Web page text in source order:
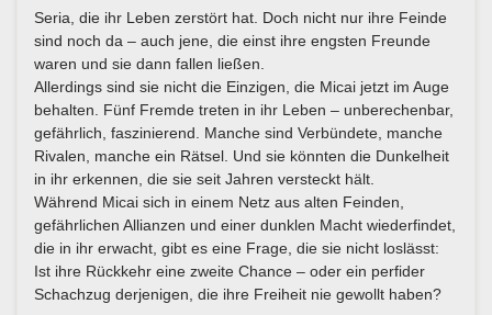
Seria, die ihr Leben zerstört hat. Doch nicht nur ihre Feinde
sind noch da – auch jene, die einst ihre engsten Freunde
waren und sie dann fallen ließen.
Allerdings sind sie nicht die Einzigen, die Micai jetzt im Auge
behalten. Fünf Fremde treten in ihr Leben – unberechenbar,
gefährlich, faszinierend. Manche sind Verbündete, manche
Rivalen, manche ein Rätsel. Und sie könnten die Dunkelheit
in ihr erkennen, die sie seit Jahren versteckt hält.
Während Micai sich in einem Netz aus alten Feinden,
gefährlichen Allianzen und einer dunklen Macht wiederfindet,
die in ihr erwacht, gibt es eine Frage, die sie nicht loslässt:
Ist ihre Rückkehr eine zweite Chance – oder ein perfider
Schachzug derjenigen, die ihre Freiheit nie gewollt haben?